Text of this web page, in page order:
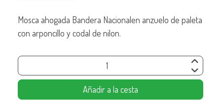
Mosca ahogada Bandera Nacionalen anzuelo de paleta
con arponcillo y codal de nilon.
Añadir a la cesta